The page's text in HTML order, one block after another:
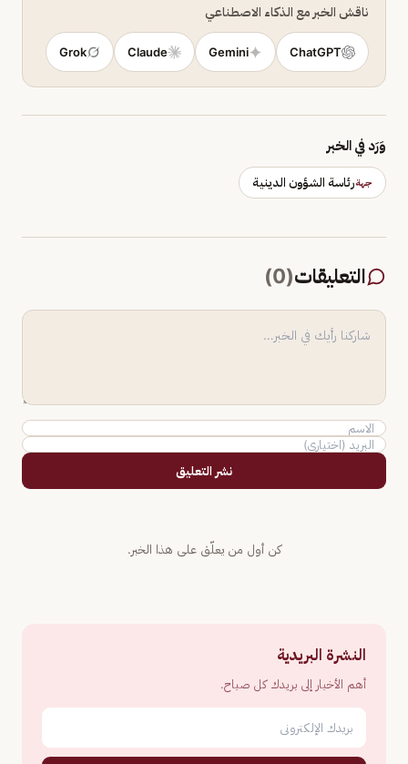
ناقش الخبر مع الذكاء الاصطناعي
ChatGPT
Gemini
Claude
Grok
وَرَد في الخبر
جهةرئاسة الشؤون الدينية
التعليقات(
0
)
نشر التعليق
كن أول من يعلّق على هذا الخبر.
النشرة البريدية
أهم الأخبار إلى بريدك كل صباح.